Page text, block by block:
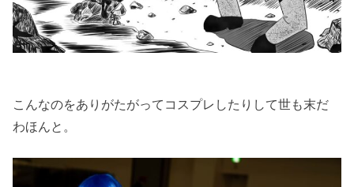
こんなのをありがたがってコスプレしたりして世も末だ
わほんと。